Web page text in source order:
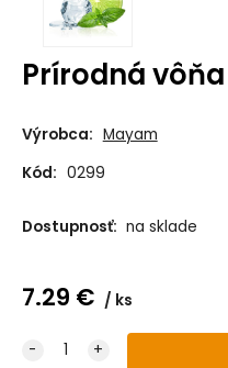
Prírodná
Výrobca: Mayam
Kód: 0299
Dostupnosť: na sklade
7.29 € ks